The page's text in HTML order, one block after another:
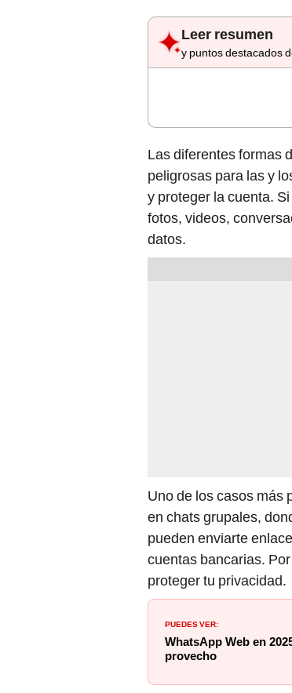
Leer resumen
y puntos destacados
Las diferentes formas
peligrosas para las y
y proteger la cuenta.
fotos, videos,
datos.
Uno de los casos más
en chats grupales,
pueden enviarte
cuentas bancarias.
proteger tu privacidad.
PUEDES VER:
WhatsApp Web en
provecho